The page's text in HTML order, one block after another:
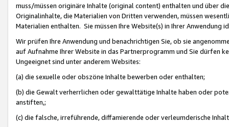
muss/müssen originäre Inhalte (original content) enthalten und über
Originalinhalte, die Materialien von Dritten verwenden, müssen
Materialien enthalten. Sie müssen Ihre Website(s) in Ihrer Anwendung
Wir prüfen Ihre Anwendung und benachrichtigen Sie, ob sie
auf Aufnahme Ihrer Website in das Partnerprogramm und Sie dürfen
Ungeeignet sind unter anderem Websites:
(a) die sexuelle oder obszöne Inhalte bewerben oder enthalten;
(b) die Gewalt verherrlichen oder gewalttätige Inhalte haben oder
anstiften,;
(c) die falsche, irreführende, diffamierende oder verleumderische